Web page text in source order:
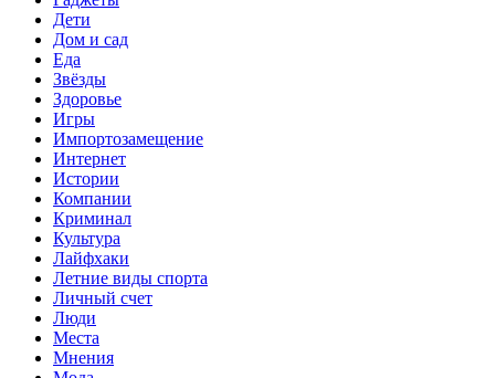
Дети
Дом и сад
Еда
Звёзды
Здоровье
Игры
Импортозамещение
Интернет
Истории
Компании
Криминал
Культура
Лайфхаки
Летние виды спорта
Личный счет
Люди
Места
Мнения